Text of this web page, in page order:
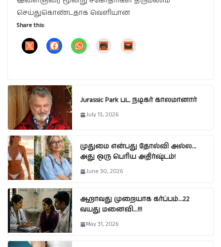
செய்துகொண்டதாக வெளியான
Share this:
Jurassic Park பட நடிகர் காலமானார்
July 13, 2026
முதுமை என்பது தோல்வி அல்ல…
அது ஒரு பெரிய அதிர்ஷ்டம்!
June 30, 2026
ஆறாவது முறையாக கர்ப்பம்…22
வயது மனைவி…!!!
May 31, 2026